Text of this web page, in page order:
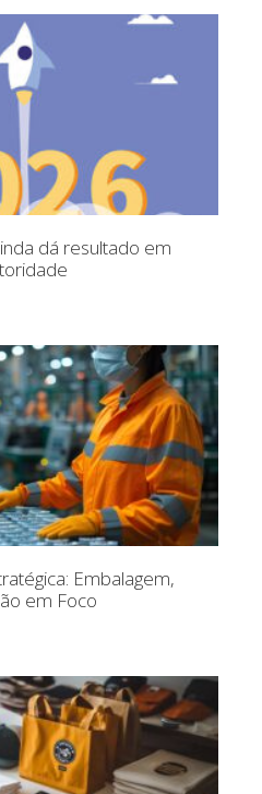
dá resultado em
Embalagem,
em Foco